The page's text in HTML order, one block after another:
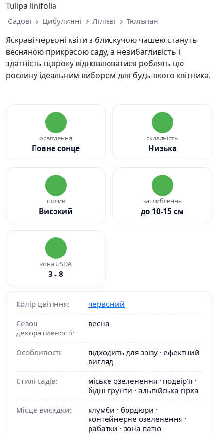
Tulipa linifolia
Садові Цибулинні Лілієві Тюльпан
Яскраві червоні квіти з блискучою чашею стануть
весняною прикрасою саду, а невибагливість і
здатність щороку відновлюватися роблять цю
рослину ідеальним вибором для будь-якого квітника.
освітлення
Повне сонце
складність
Низька
полив
Високий
заглиблення
до 10-15 см
зона USDA
3 - 8
Колір цвітіння:
червоний
Сезон
декоративності:
весна
Особливості:
підходить для зрізу · ефектний
вигляд
Стилі садів:
міське озеленення · подвір'я ·
бідні грунти · альпійська гірка
Місце висадки:
клумби · бордюри ·
контейнерне озеленення ·
рабатки · зона патіо